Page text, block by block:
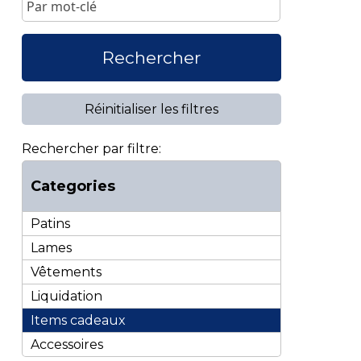
Rechercher
Réinitialiser les filtres
Rechercher par filtre:
Categories
Patins
Lames
Vêtements
Liquidation
Items cadeaux
Accessoires